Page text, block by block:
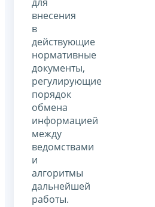
внесения
в
действующие
нормативные
документы,
регулирующие
порядок
обмена
информацией
между
ведомствами
и
алгоритмы
дальнейшей
работы.